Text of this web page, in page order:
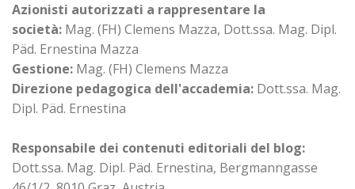
Azionisti autorizzati a rappresentare la
società: Mag. (FH) Clemens Mazza, Dott.ssa. Mag. Dipl.
Päd. Ernestina Mazza
Gestione: Mag. (FH) Clemens Mazza
Direzione pedagogica dell'accademia: Dott.ssa. Mag.
Dipl. Päd. Ernestina
Responsabile dei contenuti editoriali del blog:
Dott.ssa. Mag. Dipl. Päd. Ernestina, Bergmanngasse